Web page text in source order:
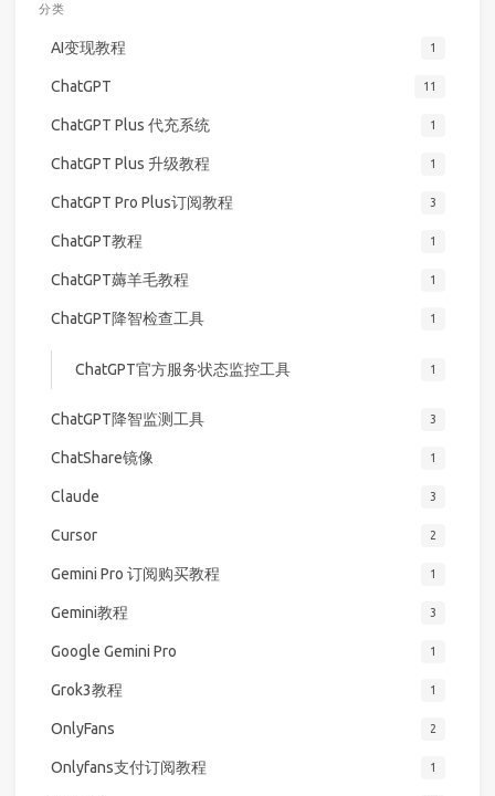
分类
AI变现教程 1
ChatGPT 11
ChatGPT Plus 代充系统 1
ChatGPT Plus 升级教程 1
ChatGPT Pro Plus订阅教程 3
ChatGPT教程 1
ChatGPT薅羊毛教程 1
ChatGPT降智检查工具 1
ChatGPT官方服务状态监控工具 1
ChatGPT降智监测工具 3
ChatShare镜像 1
Claude 3
Cursor 2
Gemini Pro 订阅购买教程 1
Gemini教程 3
Google Gemini Pro 1
Grok3教程 1
OnlyFans 2
Onlyfans支付订阅教程 1